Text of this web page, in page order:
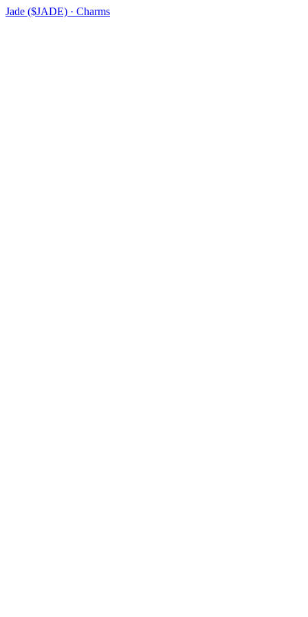
Jade ($JADE) · Charms